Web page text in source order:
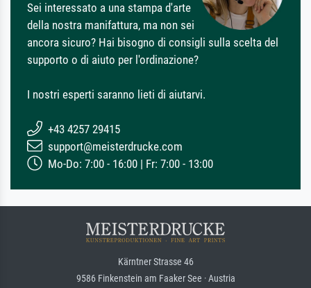
Sei interessato a una stampa d'arte
della nostra manifattura, ma non sei
ancora sicuro? Hai bisogno di consigli sulla scelta del
supporto o di aiuto per l'ordinazione?
I nostri esperti saranno lieti di aiutarvi.
+43 4257 29415
support@meisterdrucke.com
Mo-Do: 7:00 - 16:00 | Fr: 7:00 - 13:00
Kärntner Strasse 46
9586 Finkenstein am Faaker See · Austria